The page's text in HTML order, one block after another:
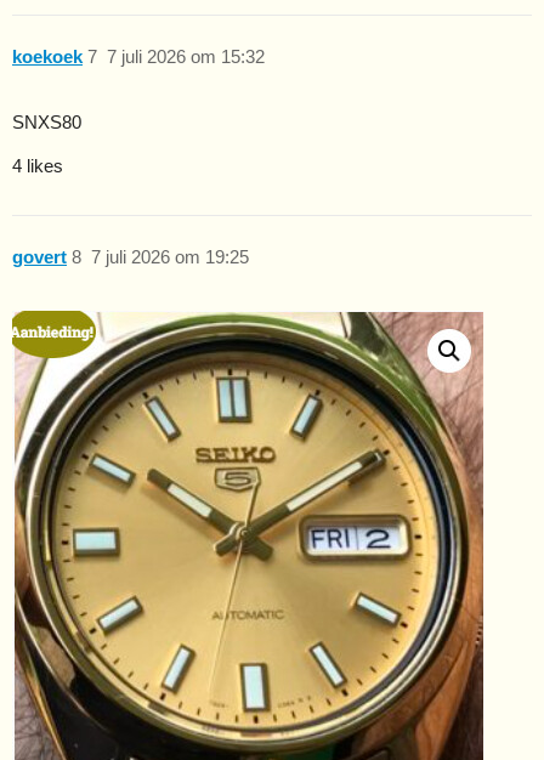
koekoek 7 juli 2026 om 15:32
7
SNXS80
4 likes
govert 7 juli 2026 om 19:25
8